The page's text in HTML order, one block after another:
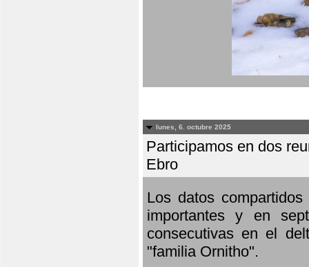
lunes, 6. octubre 2025
Participamos en dos
Ebro
Los datos
importantes y en
consecutivas en el
"familia Ornitho".